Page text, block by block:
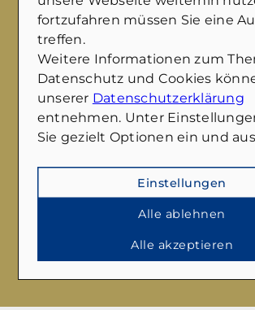
Mit diesem Haken bestätigen Sie,
Datenschutzerklärung
zur
Wir nehmen den Schutz Ihrer
Alle Informationen, die Sie über
Kontaktformular senden,
vertraulich behandelt. Wir
weitergegeben, verkauft oder
missbraucht werden.
Vielen Dank für Ihr Vertrauen.
fortzufahren müssen Sie eine
treffen.
Weitere Informationen zum
Datenschutz und Cookies
unserer Datenschutzerklärung
entnehmen. Unter
Sie gezielt Optionen ein und
Einstellungen
Alle ablehnen
Alle akzeptieren